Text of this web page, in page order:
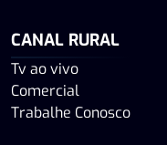
CANAL RURAL
Tv ao vivo
Comercial
Trabalhe Conosco